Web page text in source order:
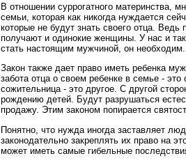
В отношении суррогатного материнства,
семьи, которая как никогда нуждается
которые не будут знать своего отца. Ведь
получают и одинокие женщины. У нас и
стать настоящим мужчиной, он необходим.
Закон также дает право иметь ребенка
забота отца о своем ребенке в семье -
сожительница - это другое. С другой
рождению детей. Будут разрушаться
продажу. Этим законом попирается
Понятно, что нужда иногда заставляет
законодательно закреплять их право на
может иметь самые гибельные